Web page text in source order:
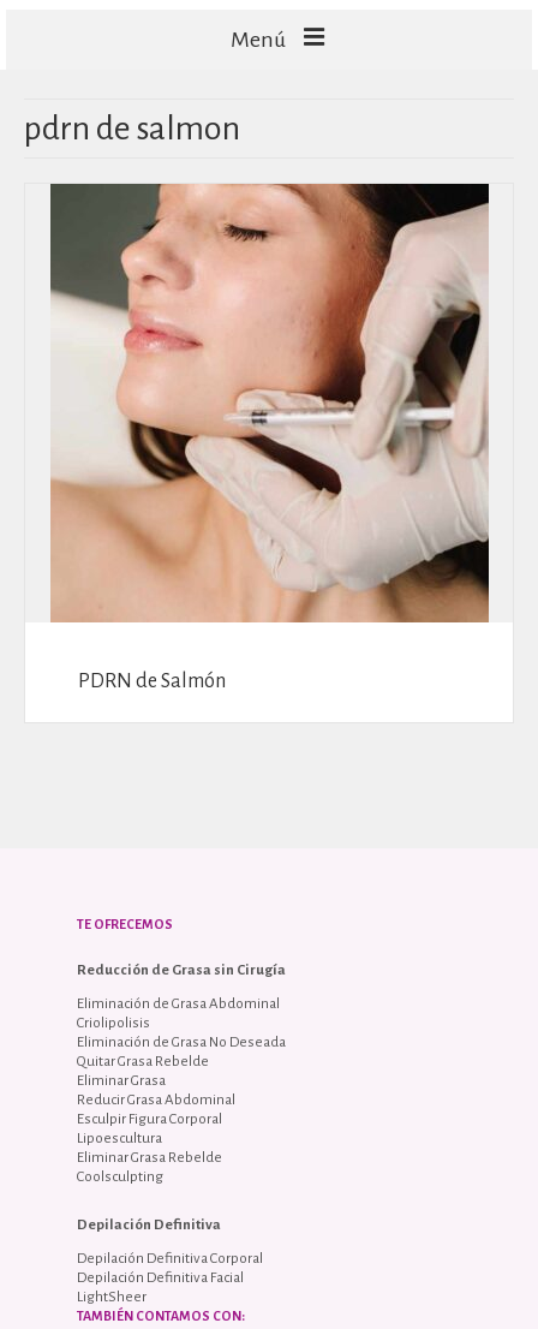
Menú
CAPILARES
pdrn de salmon
PDRN de Salmón
TE OFRECEMOS
Reducción de Grasa sin Cirugía
Eliminación de Grasa Abdominal
Criolipolisis
Eliminación de Grasa No Deseada
Quitar Grasa Rebelde
Eliminar Grasa
Reducir Grasa Abdominal
Esculpir Figura Corporal
Lipoescultura
Eliminar Grasa Rebelde
Coolsculpting
Depilación Definitiva
Depilación Definitiva Corporal
Depilación Definitiva Facial
LightSheer
TAMBIÉN CONTAMOS CON: